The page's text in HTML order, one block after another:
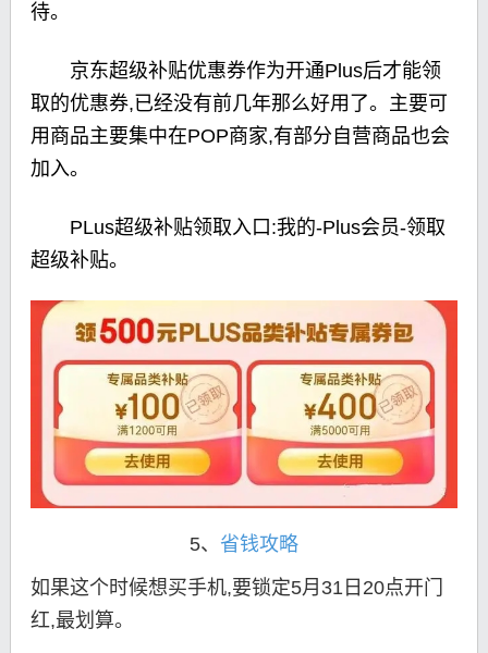
待。
京东超级补贴优惠券作为开通Plus后才能领
取的优惠券,已经没有前几年那么好用了。主要可
用商品主要集中在POP商家,有部分自营商品也会
加入。
PLus超级补贴领取入口:我的-Plus会员-领取
超级补贴。
5、 省钱攻略
如果这个时候想买手机,要锁定5月31日20点开门
红,最划算。